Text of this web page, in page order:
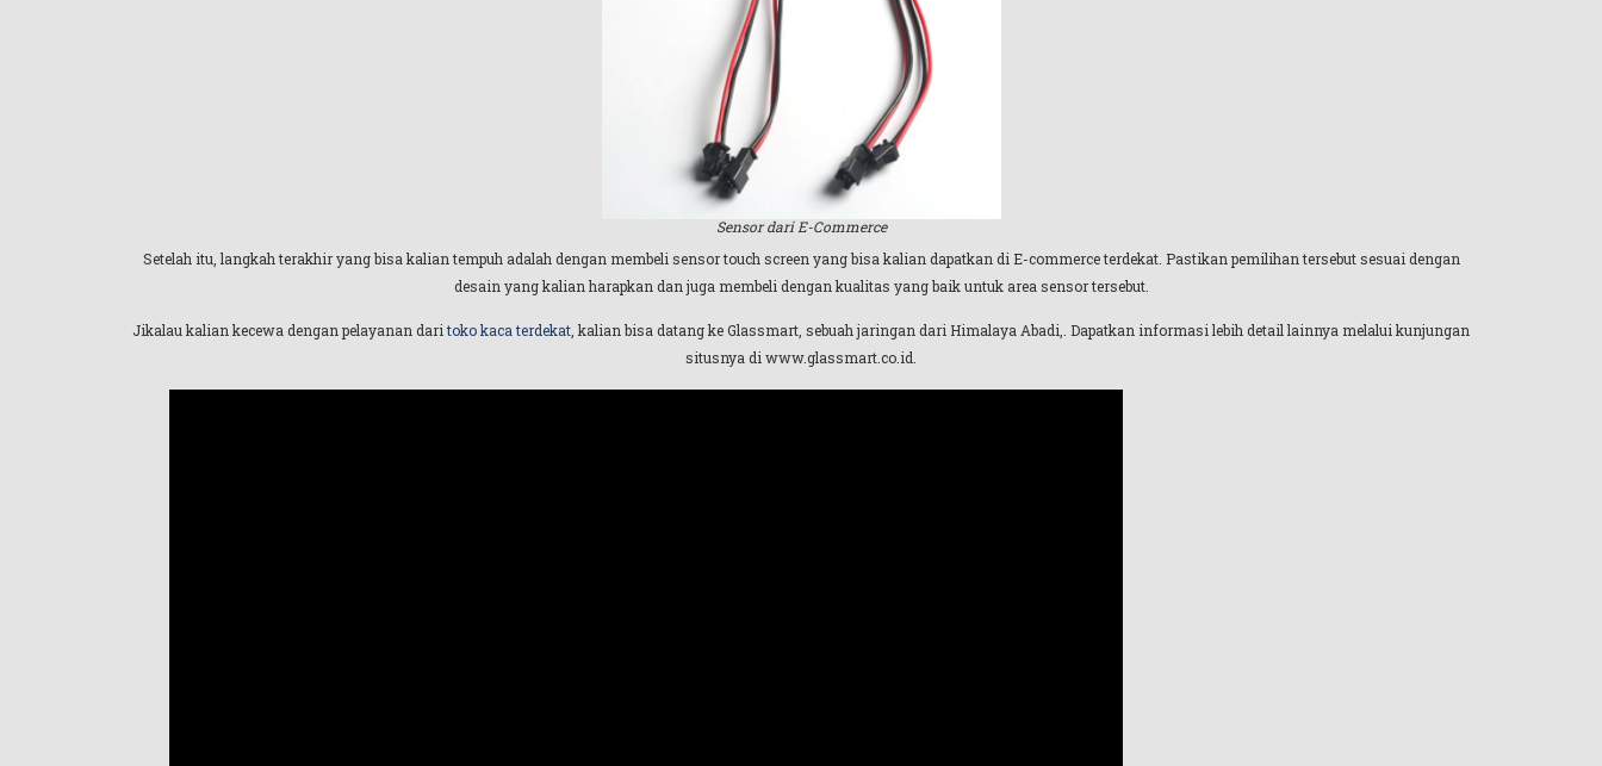
Sensor dari E-Commerce
Setelah itu, langkah terakhir yang bisa kalian tempuh adalah dengan membeli sensor touch screen yang bisa kalian dapatkan di E-commerce terdekat. Pastikan pemilihan tersebut sesuai dengan
desain yang kalian harapkan dan juga membeli dengan kualitas yang baik untuk area sensor tersebut.
Jikalau kalian kecewa dengan pelayanan daritoko kaca terdekat , kalian bisa datang ke Glassmart, sebuah jaringan dari Himalaya Abadi,. Dapatkan informasi lebih detail lainnya melalui kunjungan
situsnya di www.glassmart.co.id.